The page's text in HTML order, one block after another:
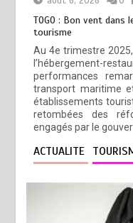
TOGO : Bon vent
tourisme
Au 4e trimestre
l’hébergement-
performances
transport maritime
établissements
retombées des
engagés par le
ACTUALITE